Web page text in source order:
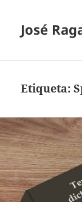
José
Etiqueta: